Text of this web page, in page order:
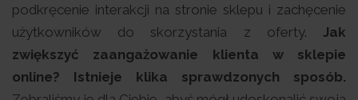
podkręcenie interakcji na stronie sklepu i zachęcenie
użytkowników do skorzystania z oferty. Jak
zwiększyć zaangażowanie klienta w sklepie
online? Istnieje klika sprawdzonych sposób.